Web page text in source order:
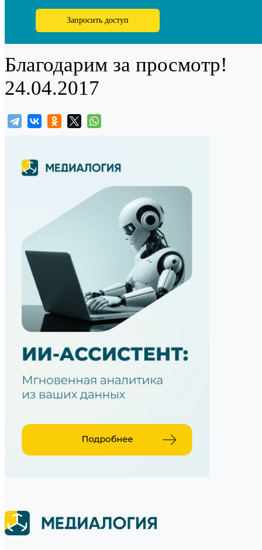
Запросить доступ
Благодарим за просмотр!
24.04.2017